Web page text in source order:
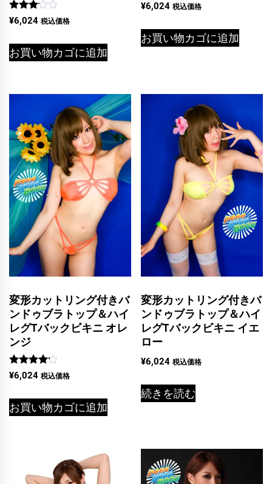
5段階
の評価
¥6,024 税込価格
お買い物カゴに追加
¥6,024 税込価格
お買い物カゴに追加
変形カットリング付きバ
ンドゥブラトップ＆ハイ
レグTバックビキニ オレ
ンジ
5段階中
4.00
¥6,024 税込価格
お買い物カゴに追加
変形カットリング付きバ
ンドゥブラトップ＆ハイ
レグTバックビキニ イエ
ロー
¥6,024 税込価格
続きを読む